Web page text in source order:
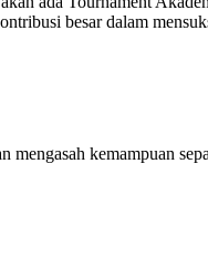
besar dalam
kemampuan